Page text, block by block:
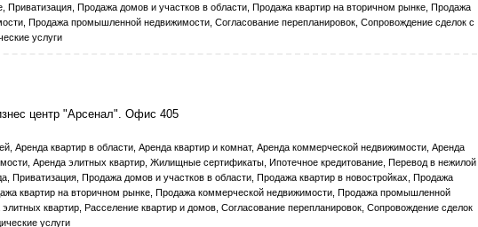
Приватизация, Продажа домов и участков в области, Продажа квартир на вторичном рынке, Продажа
Продажа промышленной недвижимости, Согласование перепланировок, Сопровождение сделок с
услуги
центр "Арсенал". Офис 405
Аренда квартир в области, Аренда квартир и комнат, Аренда коммерческой недвижимости, Аренда
Аренда элитных квартир, Жилищные сертификаты, Ипотечное кредитование, Перевод в нежилой
Приватизация, Продажа домов и участков в области, Продажа квартир в новостройках, Продажа
квартир на вторичном рынке, Продажа коммерческой недвижимости, Продажа промышленной
квартир, Расселение квартир и домов, Согласование перепланировок, Сопровождение сделок
услуги